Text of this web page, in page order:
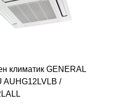
климатик GENERAL
AUHG12LVLB /